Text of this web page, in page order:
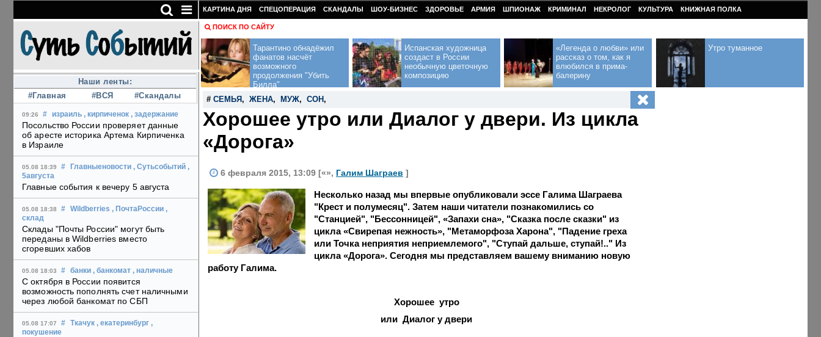
Наши ленты:
#Главная
#ВСЯ #Скандалы
09:26 # израиль , кирпиченок , задержание
Посольство России проверяет данные
об аресте историка Артема Кирпиченка
в Израиле
05.08 18:39 # Главныеновости , Сутьсобытий ,
5августа
Главные события к вечеру 5 августа
05.08 18:38 # Wildberries , ПочтаРоссии ,
склад
Склады "Почты России" могут быть
переданы в Wildberries вместо
сгоревших хабов
05.08 18:03 # банки , банкомат , наличные
С октября в России появится
возможность пополнять счет наличными
через любой банкомат по СБП
05.08 17:07 # Ткачук , екатеринбург ,
покушение
КАРТИНА ДНЯ СПЕЦОПЕРАЦИЯ СКАНДАЛЫ ШОУ-БИЗНЕС ЗДОРОВЬЕ АРМИЯ ШПИОНАЖ КРИМИНАЛ НЕКРОЛОГ КУЛЬТУРА КНИЖНАЯ ПОЛКА
ПОИСК ПО САЙТУ
Тарантино обнадёжил
фанатов насчёт
возможного
продолжения "Убить
Билла"
Испанская художница
создаст в России
необычную цветочную
композицию
«Легенда о любви» или
рассказ о том, как я
влюбился в прима-
балерину
Утро туманное
# СЕМЬЯ , ЖЕНА, МУЖ, СОН ,
Хорошее утро или Диалог у двери. Из цикла
«Дорога»
6 февраля 2015, 13:09 [«», Галим Шаграев ]
Несколько назад мы впервые опубликовали эссе Галима Шаграева
"Крест и полумесяц". Затем наши читатели познакомились со
"Станцией", "Бессонницей", «Запахи сна», "Сказка после сказки" из
цикла «Свирепая нежность», "Метаморфоза Харона", "Падение греха
или Точка неприятия неприемлемого", "Ступай дальше, ступай!.." Из
цикла «Дорога». Сегодня мы представляем вашему вниманию новую
работу Галима.
Хорошее утро
или Диалог удвери